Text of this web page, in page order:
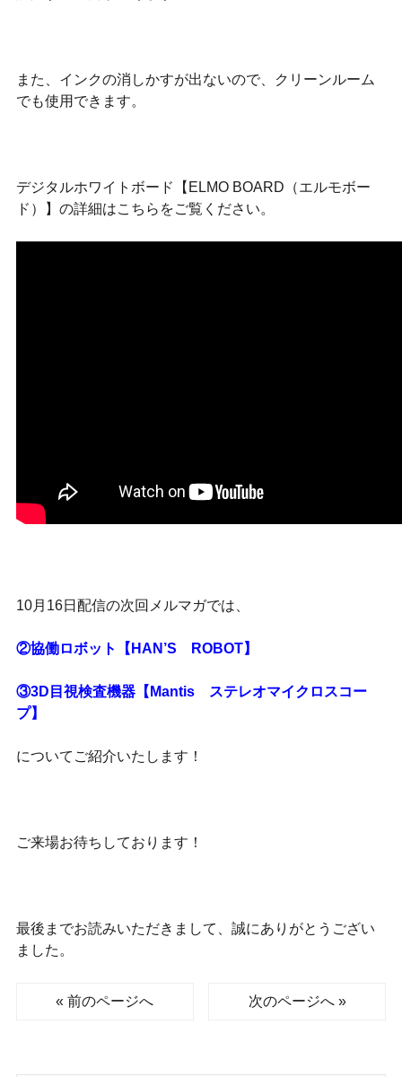
また、インクの消しかすが出ないので、クリーンルーム
でも使用できます。
デジタルホワイトボード【ELMO BOARD（エルモボー
ド）】の詳細はこちらをご覧ください。
10月16日配信の次回メルマガでは、
②協働ロボット【HAN’S ROBOT】
③3D目視検査機器【Mantis ステレオマイクロスコー
プ】
についてご紹介いたします！
ご来場お待ちしております！
最後までお読みいただきまして、誠にありがとうござい
ました。
« 前のページへ 次のページへ »